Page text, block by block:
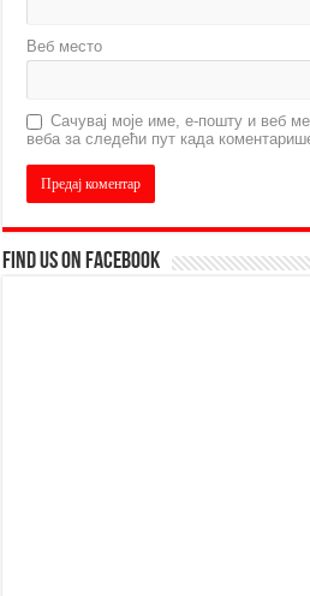
Веб место
Сачувај моје име, е-пошту и веб
веба за следећи пут када
Find us on Facebook